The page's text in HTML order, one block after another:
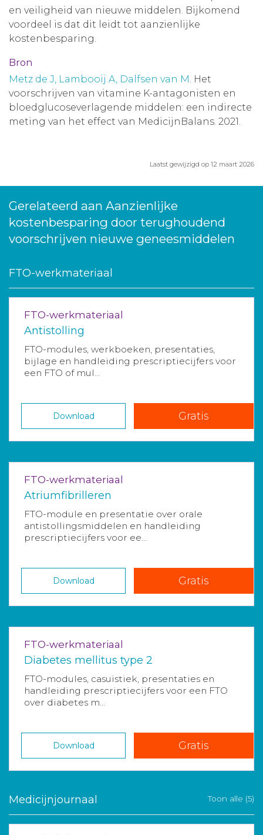
en veiligheid van nieuwe middelen. Bijkomend
voordeel is dat dit leidt tot aanzienlijke
kostenbesparing.
Bron
Metz de J, Lambooij A, Dalfsen van M. Het
voorschrijven van vitamine K-antagonisten en
bloedglucoseverlagende middelen: een indirecte
meting van het effect van MedicijnBalans. 2021.
Laatst gewijzigd op 12 maart 2026
Gerelateerd aan Aanzienlijke
kostenbesparing door terughoudend
voorschrijven nieuwe geneesmiddelen
FTO-werkmateriaal
FTO-werkmateriaal
Antistolling
FTO-modules, werkboeken, presentaties,
bijlage en handleiding prescriptiecijfers voor
een FTO of mul...
Download Gratis
FTO-werkmateriaal
Atriumfibrilleren
FTO-module en presentatie over orale
antistollingsmiddelen en handleiding
prescriptiecijfers voor ee...
Download Gratis
FTO-werkmateriaal
Diabetes mellitus type 2
FTO-modules, casuïstiek, presentaties en
handleiding prescriptiecijfers voor een FTO
over diabetes m...
Download Gratis
Medicijnjournaal Toon alle (5)